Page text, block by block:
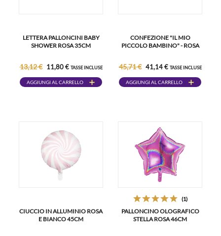
LETTERA PALLONCINI BABY
SHOWER ROSA 35CM
13,12 € 11,80 € TASSE INCLUSE
AGGIUNGI AL CARRELLO
CONFEZIONE "IL MIO
PICCOLO BAMBINO" - ROSA
45,71 € 41,14 € TASSE INCLUSE
AGGIUNGI AL CARRELLO
CIUCCIO IN ALLUMINIO ROSA
E BIANCO 45CM
(1)
PALLONCINO OLOGRAFICO
STELLA ROSA 46CM